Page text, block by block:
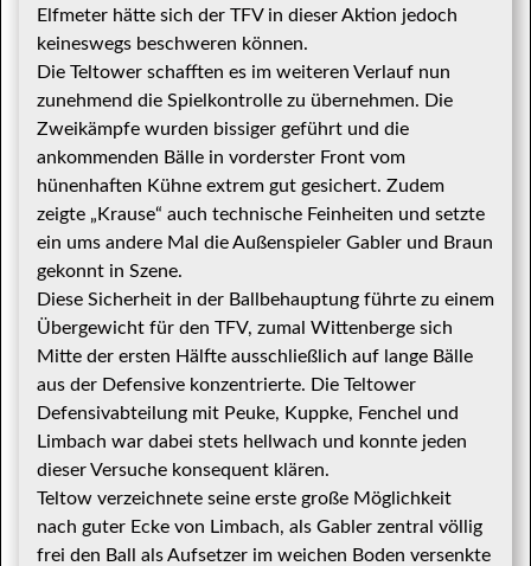
Elfmeter hätte sich der TFV in dieser Aktion jedoch
keineswegs beschweren können.
Die Teltower schafften es im weiteren Verlauf nun
zunehmend die Spielkontrolle zu übernehmen. Die
Zweikämpfe wurden bissiger geführt und die
ankommenden Bälle in vorderster Front vom
hünenhaften Kühne extrem gut gesichert. Zudem
zeigte „Krause“ auch technische Feinheiten und setzte
ein ums andere Mal die Außenspieler Gabler und Braun
gekonnt in Szene.
Diese Sicherheit in der Ballbehauptung führte zu einem
Übergewicht für den TFV, zumal Wittenberge sich
Mitte der ersten Hälfte ausschließlich auf lange Bälle
aus der Defensive konzentrierte. Die Teltower
Defensivabteilung mit Peuke, Kuppke, Fenchel und
Limbach war dabei stets hellwach und konnte jeden
dieser Versuche konsequent klären.
Teltow verzeichnete seine erste große Möglichkeit
nach guter Ecke von Limbach, als Gabler zentral völlig
frei den Ball als Aufsetzer im weichen Boden versenkte